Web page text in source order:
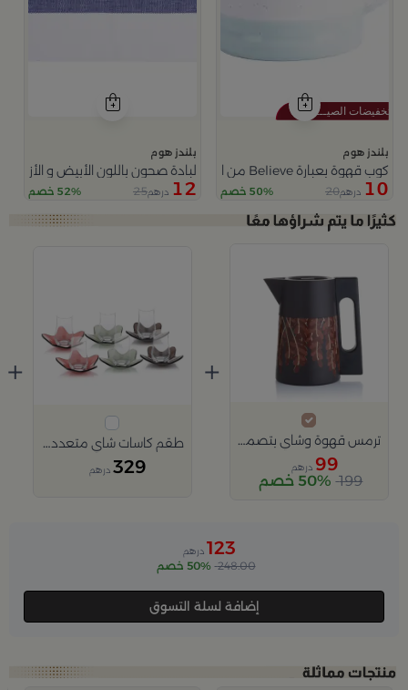
بلندز هوم
كوب قهوة بعبارة Believe من اورورا
10 درهم20 50% خصم
بلندز هوم
لبادة صحون باللون الأبيض و الأزرق
12 درهم25 52% خصم
ترمس قهوة وشاي بتصميم التمر 1 لتر من ملاذ
99 درهم
199 50% خصم
+
طقم كاسات شاي متعدد الألوان على شكل زهرة من ملاذ
329درهم
+
123 درهم
248.00 50% خصم
إضافة لسلة التسوق